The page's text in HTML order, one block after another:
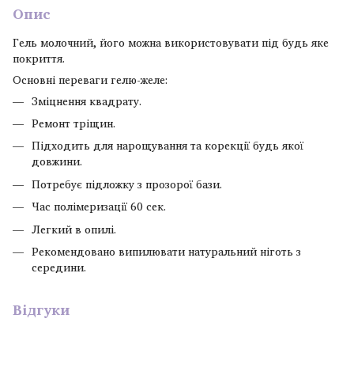
Опис
Гель молочний, його можна використовувати під будь яке
покриття.
Основні переваги гелю-желе:
Зміцнення квадрату.
Ремонт тріщин.
Підходить для нарощування та корекції будь якої
довжини.
Потребує підложку з прозорої бази.
Час полімеризації 60 сек.
Легкий в опилі.
Рекомендовано випилювати натуральний ніготь з
середини.
Відгуки